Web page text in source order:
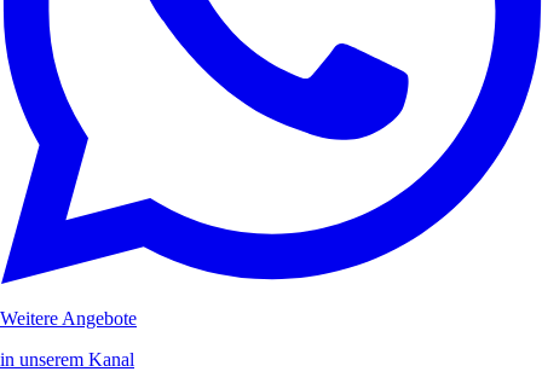
Weitere Angebote
in unserem Kanal